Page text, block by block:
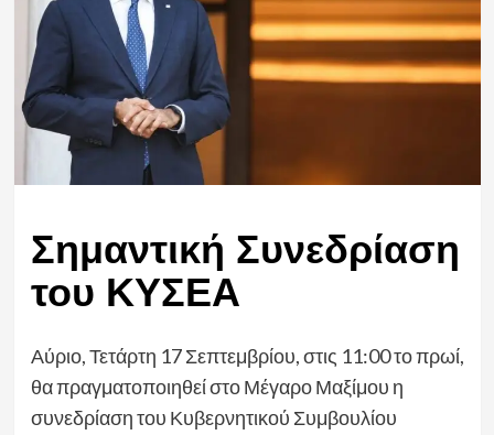
Σημαντική Συνεδρίαση
του ΚΥΣΕΑ
Αύριο, Τετάρτη 17 Σεπτεμβρίου, στις 11:00 το πρωί,
θα πραγματοποιηθεί στο Μέγαρο Μαξίμου η
συνεδρίαση του Κυβερνητικού Συμβουλίου